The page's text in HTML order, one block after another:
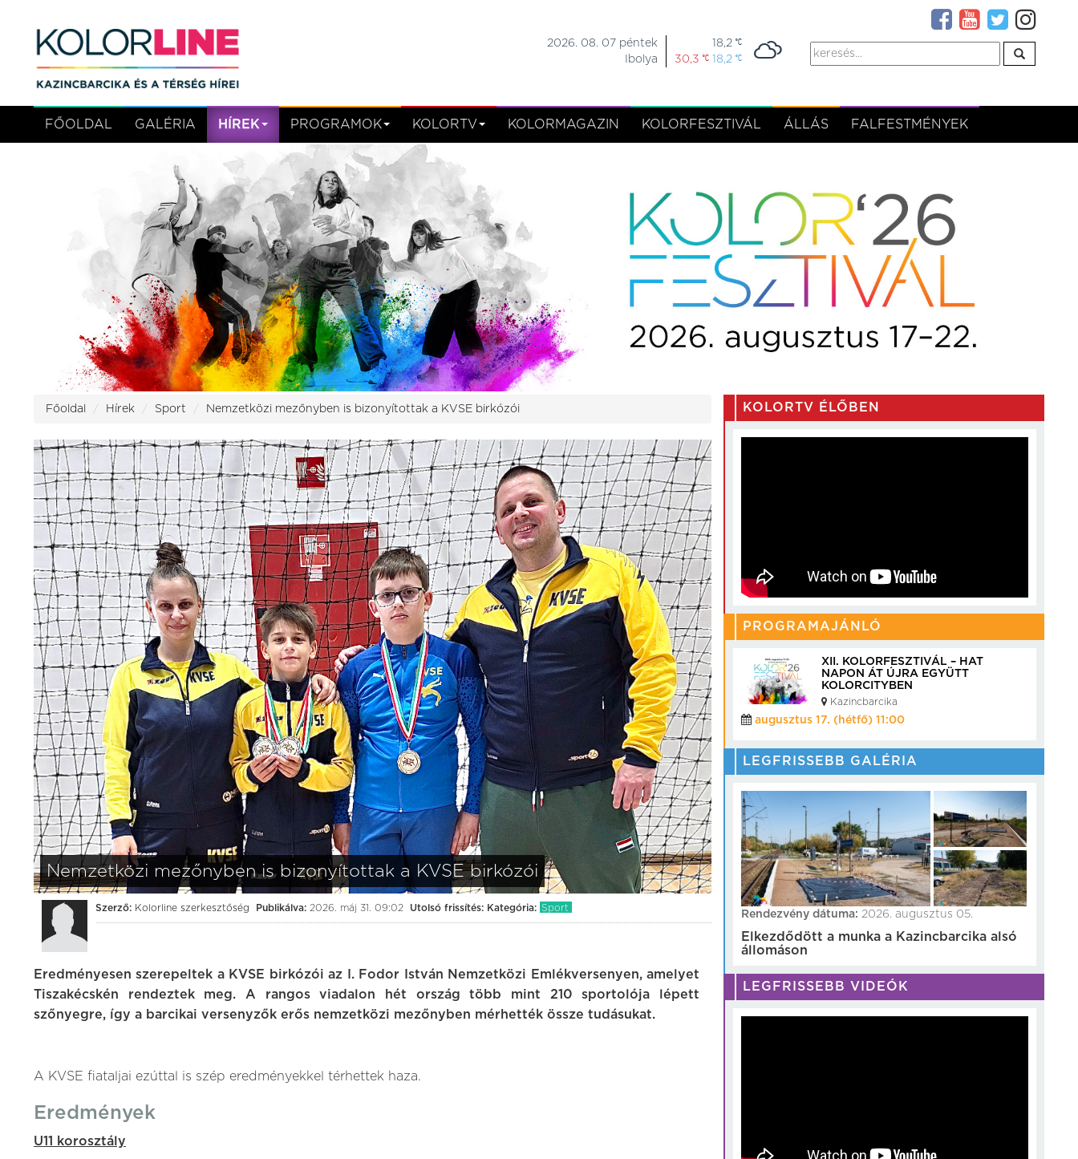
2026. 08. 07 péntek
Ibolya
18,2
30,3
18,2
FŐOLDAL GALÉRIA HÍREK PROGRAMOK KOLORTV KOLORMAGAZIN KOLORFESZTIVÁL ÁLLÁS FALFESTMÉNYEK
Főoldal Hírek Sport Nemzetközi mezőnyben is bizonyítottak a KVSE birkózói
Nemzetközi mezőnyben is bizonyítottak a KVSE birkózói
Szerző: Kolorline szerkesztőség Publikálva: 2026. máj 31. 09:02 Utolsó frissítés: Kategória: Sport
Eredményesen szerepeltek a KVSE birkózói az I. Fodor István Nemzetközi Emlékversenyen, amelyet
Tiszakécskén rendeztek meg. A rangos viadalon hét ország több mint 210 sportolója lépett
szőnyegre, így a barcikai versenyzők erős nemzetközi mezőnyben mérhették össze tudásukat.
A KVSE fiataljai ezúttal is szép eredményekkel térhettek haza.
Eredmények
U11 korosztály
KOLORTV ÉLŐBEN
PROGRAMAJÁNLÓ
XII. KOLORFESZTIVÁL – HAT
NAPON ÁT ÚJRA EGYÜTT
KOLORCITYBEN
Kazincbarcika
augusztus 17. (hétfő) 11:00
LEGFRISSEBB GALÉRIA
Rendezvény dátuma: 2026. augusztus 05.
Elkezdődött a munka a Kazincbarcika alsó
állomáson
LEGFRISSEBB VIDEÓK